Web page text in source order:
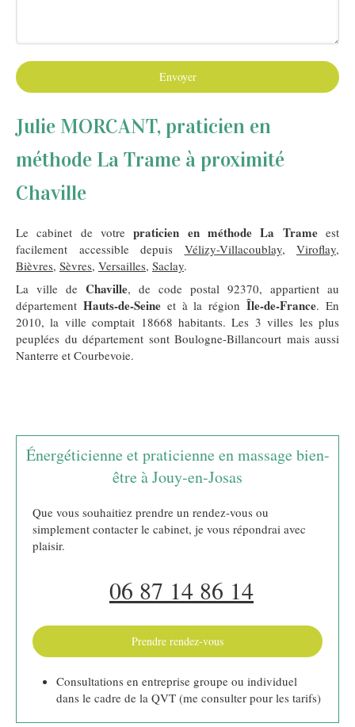
Envoyer
Julie MORCANT, praticien en
méthode La Trame à proximité
Chaville
Le cabinet de votrepraticien en méthode La Trameest
facilement accessible depuis Vélizy-Villacoublay, Viroflay,
Bièvres, Sèvres, Versailles, Saclay.
La ville de Chaville, de code postal 92370, appartient au
département Hauts-de-Seineet à la régionÎle-de-France. En
2010, la ville comptait 18668 habitants. Les 3 villes les plus
peuplées du département sont Boulogne-Billancourt mais aussi
Nanterre et Courbevoie.
Énergéticienne et praticienne en massage bien-
être à Jouy-en-Josas
Que vous souhaitiez prendre un rendez-vous ou
simplement contacter le cabinet, je vous répondrai avec
plaisir.
06 87 14 86 14
Prendre rendez-vous
Consultations en entreprise groupe ou individuel
dans le cadre de la QVT (me consulter pour les tarifs)